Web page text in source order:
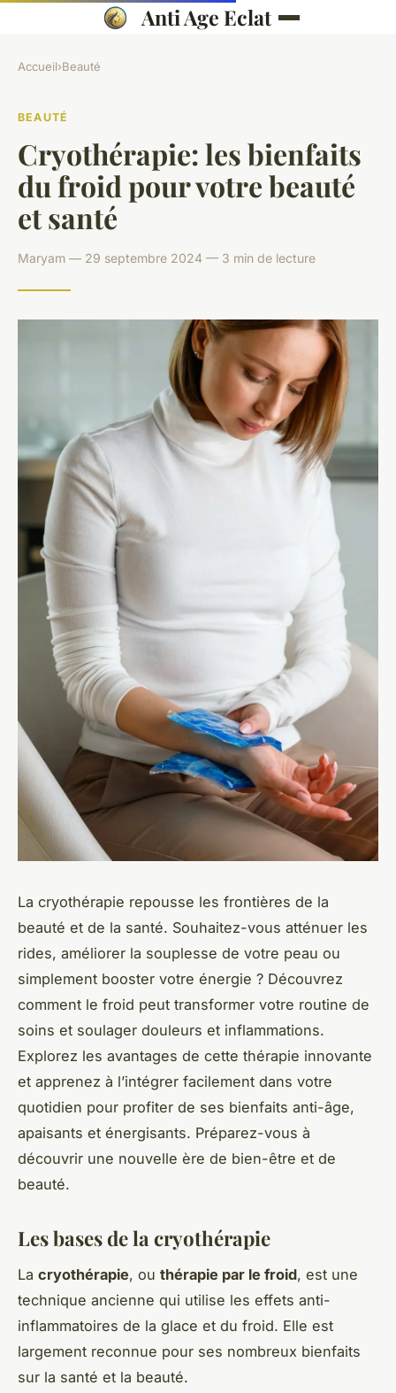
Anti Age Eclat
Accueil›Beauté
BEAUTÉ
Cryothérapie: les bienfaits
du froid pour votre beauté
et santé
Maryam — 29 septembre 2024 — 3 min de lecture
La cryothérapie repousse les frontières de la
beauté et de la santé. Souhaitez-vous atténuer les
rides, améliorer la souplesse de votre peau ou
simplement booster votre énergie ? Découvrez
comment le froid peut transformer votre routine de
soins et soulager douleurs et inflammations.
Explorez les avantages de cette thérapie innovante
et apprenez à l’intégrer facilement dans votre
quotidien pour profiter de ses bienfaits anti-âge,
apaisants et énergisants. Préparez-vous à
découvrir une nouvelle ère de bien-être et de
beauté.
Les bases de la cryothérapie
La cryothérapie, ou thérapie par le froid, est une
technique ancienne qui utilise les effets anti-
inflammatoires de la glace et du froid. Elle est
largement reconnue pour ses nombreux bienfaits
sur la santé et la beauté.